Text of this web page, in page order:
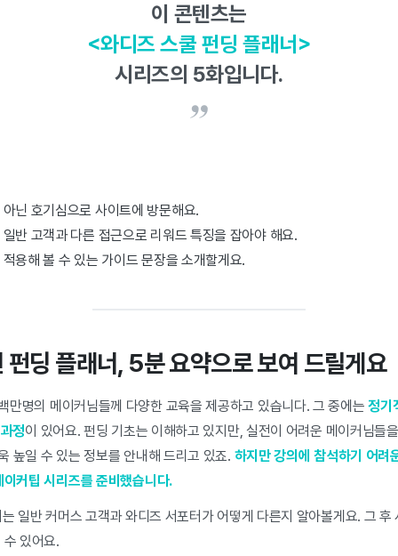
이 콘텐츠는
<와디즈 스쿨 펀딩 플래너>
시리즈의 5화입니다.
닌 호기심으로 사이트에 방문해요.
반 고객과 다른 접근으로 리워드 특징을 잡아야 해요.
용해 볼 수 있는 가이드 문장을 소개할게요.
펀딩 플래너, 5분 요약으로 보여 드릴게요
만명의 메이커님들께 다양한 교육을 제공하고 있습니다. 그 중에는정기
정이 있어요. 펀딩 기초는 이해하고 있지만, 실전이 어려운 메이커님들
높일 수 있는 정보를 안내해 드리고 있죠. 하지만 강의에 참석하기 어려
커팁 시리즈를 준비했습니다.
일반 커머스 고객과 와디즈 서포터가 어떻게 다른지 알아볼게요. 그 후
있어요.